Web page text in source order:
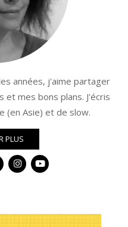
années, j'aime partager
et mes bons plans. J'écris
(en Asie) et de slow.
PLUS